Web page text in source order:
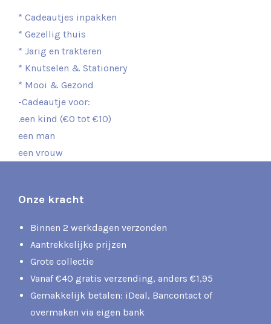
* Cadeautjes inpakken
* Gezellig thuis
* Jarig en trakteren
* Knutselen & Stationery
* Mooi & Gezond
-Cadeautje voor:
.een kind (€0 tot €10)
een man
een vrouw
Onze kracht
Binnen 2 werkdagen verzonden
Aantrekkelijke prijzen
Grote collectie
Vanaf €40 gratis verzending, anders €1,95
Gemakkelijk betalen: iDeal, Bancontact of
overmaken via eigen bank